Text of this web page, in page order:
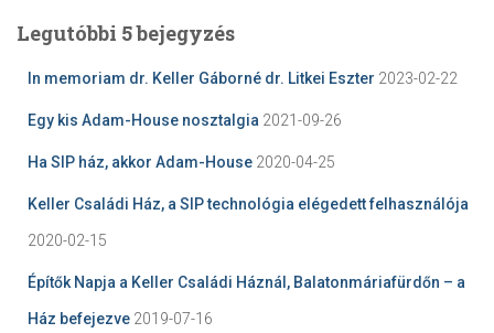
Legutóbbi 5 bejegyzés
In memoriam dr. Keller Gáborné dr. Litkei Eszter 2023-02-22
Egy kis Adam-House nosztalgia 2021-09-26
Ha SIP ház, akkor Adam-House 2020-04-25
Keller Családi Ház, a SIP technológia elégedett felhasználója
2020-02-15
Építők Napja a Keller Családi Háznál, Balatonmáriafürdőn – a
Ház befejezve 2019-07-16